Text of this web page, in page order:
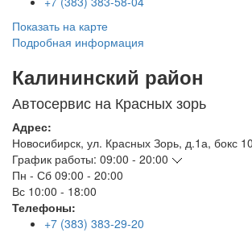
Показать на карте
Подробная информация
Калининский район
Автосервис на Красных зорь
Адрес:
Новосибирск, ул. Красных Зорь, д.1а, бокс
График работы: 09:00 - 20:00
Пн - Сб 09:00 - 20:00
Вс 10:00 - 18:00
Телефоны:
+7 (383) 383-29-20